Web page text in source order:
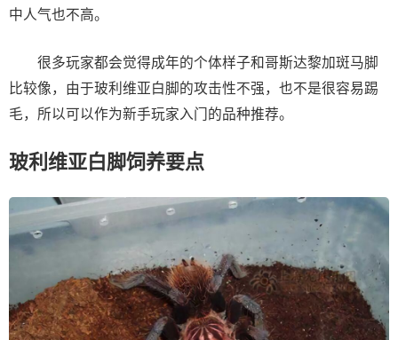
中人气也不高。
很多玩家都会觉得成年的个体样子和哥斯达黎加斑马脚
比较像，由于玻利维亚白脚的攻击性不强，也不是很容易踢
毛，所以可以作为新手玩家入门的品种推荐。
玻利维亚白脚饲养要点